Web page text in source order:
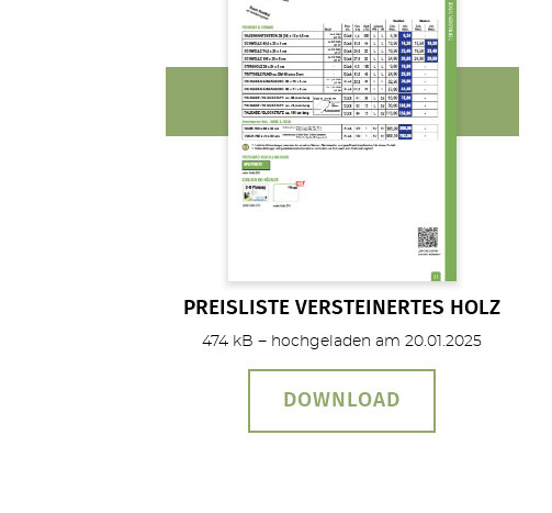
PREISLISTE VERSTEINERTES HOLZ
474 kB − hochgeladen am 20.01.2025
DOWNLOAD